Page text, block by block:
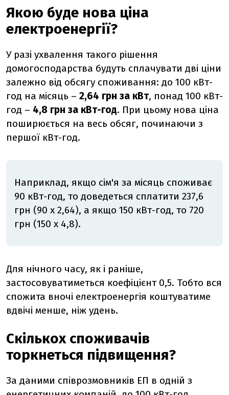
Якою буде нова ціна
електроенергії?
У разі ухвалення такого рішення
домогосподарства будуть сплачувати дві ціни
залежно від обсягу споживання: до 100 кВт-
год на місяць – 2,64 грн за кВт, понад 100 кВт-
год – 4,8 грн за кВт-год. При цьому нова ціна
поширюється на весь обсяг, починаючи з
першої кВт-год.
Наприклад, якщо сім'я за місяць споживає
90 кВт-год, то доведеться сплатити 237,6
грн (90 х 2,64), а якщо 150 кВт-год, то 720
грн (150 х 4,8).
Для нічного часу, як і раніше,
застосовуватиметься коефіцієнт 0,5. Тобто вся
спожита вночі електроенергія коштуватиме
вдвічі менше, ніж удень.
Скількох споживачів
торкнеться підвищення?
За даними співрозмовників ЕП в одній з